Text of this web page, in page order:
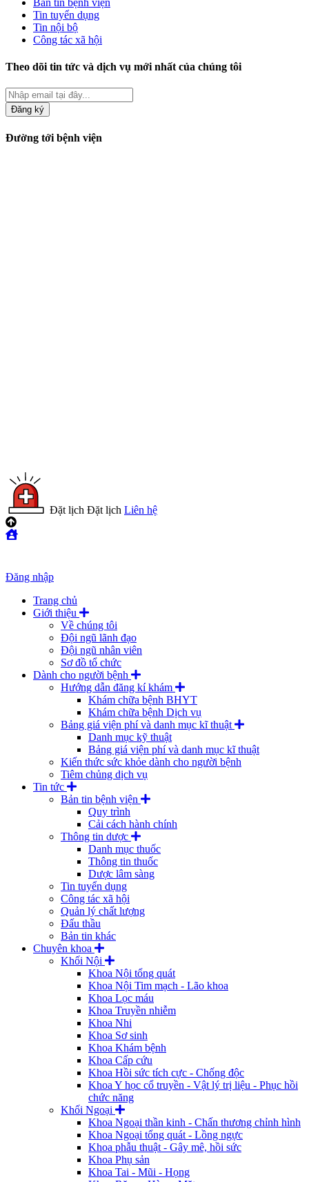
Tin tuyển dụng
Tin nội bộ
Công tác xã hội
Theo dõi tin tức và dịch vụ mới nhất của chúng tôi
Đăng ký
Đường tới bệnh viện
Đặt lịch Đặt lịch Liên hệ
Đăng nhập
Trang chủ
Giới thiệu
Về chúng tôi
Đội ngũ lãnh đạo
Đội ngũ nhân viên
Sơ đồ tổ chức
Dành cho người bệnh
Hướng dẫn đăng kí khám
Khám chữa bệnh BHYT
Khám chữa bệnh Dịch vụ
Bảng giá viện phí và danh mục kĩ thuật
Danh mục kỹ thuật
Bảng giá viện phí và danh mục kĩ thuật
Kiến thức sức khỏe dành cho người bệnh
Tiêm chủng dịch vụ
Tin tức
Bản tin bệnh viện
Quy trình
Cải cách hành chính
Thông tin dược
Danh mục thuốc
Thông tin thuốc
Dược lâm sàng
Tin tuyển dụng
Công tác xã hội
Quản lý chất lượng
Đấu thầu
Bản tin khác
Chuyên khoa
Khối Nội
Khoa Nội tổng quát
Khoa Nội Tim mạch - Lão khoa
Khoa Lọc máu
Khoa Truyền nhiễm
Khoa Nhi
Khoa Sơ sinh
Khoa Khám bệnh
Khoa Cấp cứu
Khoa Hồi sức tích cực - Chống độc
Khoa Y học cổ truyền - Vật lý trị liệu - Phục hồi
chức năng
Khối Ngoại
Khoa Ngoại thần kinh - Chấn thương chỉnh hình
Khoa Ngoại tổng quát - Lồng ngực
Khoa phẫu thuật - Gây mê, hồi sức
Khoa Phụ sản
Khoa Tai - Mũi - Họng